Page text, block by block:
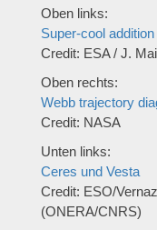
Oben links:
Super-cool
Credit: ESA / J. Mai
Oben rechts:
Webb trajectory
Credit: NASA
Unten links:
Ceres und Vesta
Credit: ESO/
(ONERA/CNRS)